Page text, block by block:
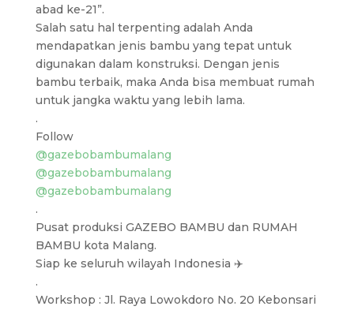
abad ke-21”.
Salah satu hal terpenting adalah Anda
mendapatkan jenis bambu yang tepat untuk
digunakan dalam konstruksi. Dengan jenis
bambu terbaik, maka Anda bisa membuat rumah
untuk jangka waktu yang lebih lama.
.
Follow
@gazebobambumalang
@gazebobambumalang
@gazebobambumalang
.
Pusat produksi GAZEBO BAMBU dan RUMAH
BAMBU kota Malang.
Siap ke seluruh wilayah Indonesia ✈️
.
Workshop : Jl. Raya Lowokdoro No. 20 Kebonsari